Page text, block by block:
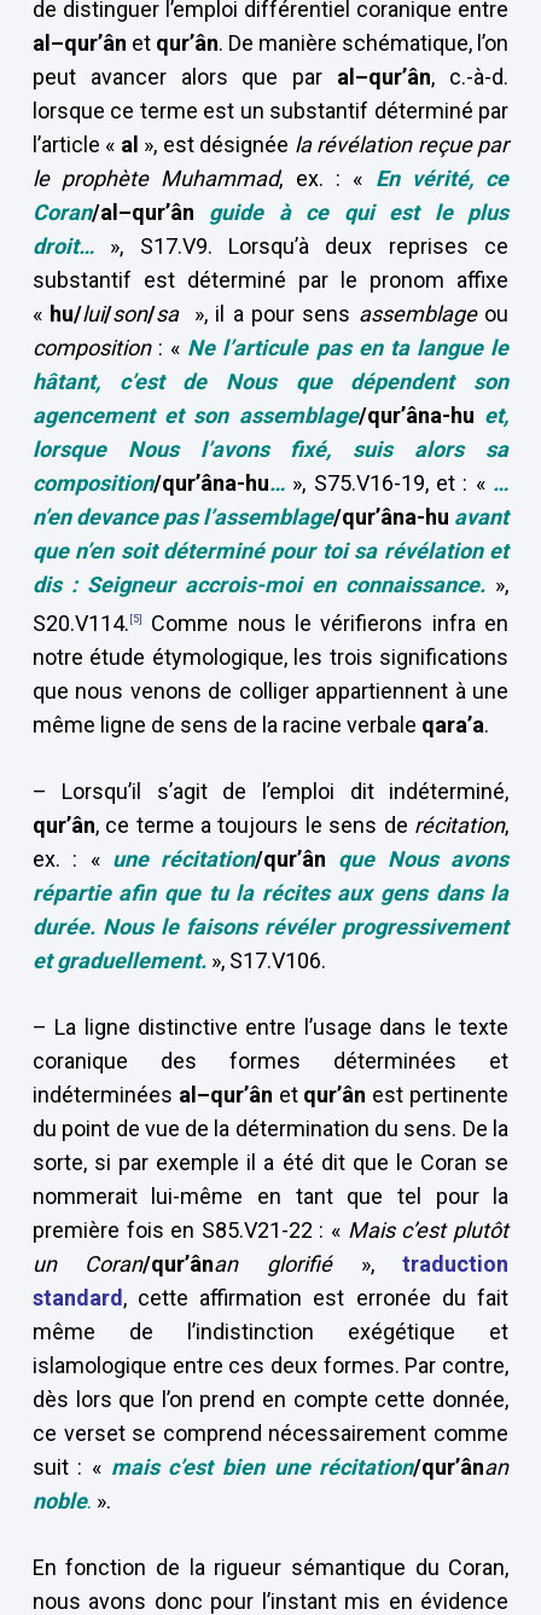
de distinguer l’emploi différentiel coranique entre
al–qur’ân etqur’ân. De manière schématique, l’on
peut avancer alors que par al–qur’ân, c.-à-d.
lorsque ce terme est un substantif déterminé par
l’article « al », est désignée la révélation reçue par
le prophète Muhammad, ex. : « En vérité, ce
Coran/al–qur’ân guide à ce qui est le plus
droit…
», S17.V9. Lorsqu’à deux reprises ce
substantif est déterminé par le pronom affixe
« hu/lui/son/sa», il a pour sens assemblageou
composition: « Ne l’articule pas en ta langue le
hâtant, c’est de Nous que dépendent son
agencement et son assemblage/qur’âna-hu et,
lorsque Nous l’avons fixé,
suis alors sa
composition/qur’âna-hu… », S75.V16-19, et : « …
n’en devance pas l’assemblage/qur’âna-hu avant
que n’en soit déterminé pour toi sa révélation et
dis : Seigneur accrois-moi en connaissance. »,
S20.V114. [5]
Comme nous le vérifierons infra en
notre étude étymologique, les trois significations
que nous venons de colliger appartiennent à une
même ligne de sens de la racine verbale qara’a.
– Lorsqu’il s’agit de l’emploi dit indéterminé,
qur’ân, ce terme a toujours le sens de récitation,
ex. : « une récitation/qur’ân que Nous avons
répartie afin que tu la récites aux gens dans la
durée. Nous le faisons révéler progressivement
et graduellement.», S17.V106.
– La ligne distinctive entre l’usage dans le texte
coranique des formes déterminées et
indéterminées al–qur’ân et qur’ân est pertinente
du point de vue de la détermination du sens. De la
sorte, si par exemple il a été dit que le Coran se
nommerait lui-même en tant que tel pour la
première fois en S85.V21-22 : « Mais c’est plutôt
un Coran/qur’ânan glorifié »,traduction
standard , cette affirmation est erronée du fait
même de l’indistinction exégétique et
islamologique entre ces deux formes. Par contre,
dès lors que l’on prend en compte cette donnée,
ce verset se comprend nécessairement comme
suit : « mais c’est bien une récitation/qur’ânan
noble. ».
En fonction de la rigueur sémantique du Coran,
nous avons donc pour l’instant mis en évidence